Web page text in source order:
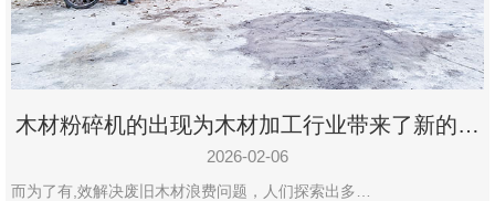
木材粉碎机的出现为木材加工行业带来了新的变
化
2026-02-06
而为了有,效解决废旧木材浪费问题，人们探索出多…